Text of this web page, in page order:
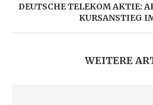
DEUTSCHE TELEKOM AKTIE:
KURSANSTIEG
WEITERE